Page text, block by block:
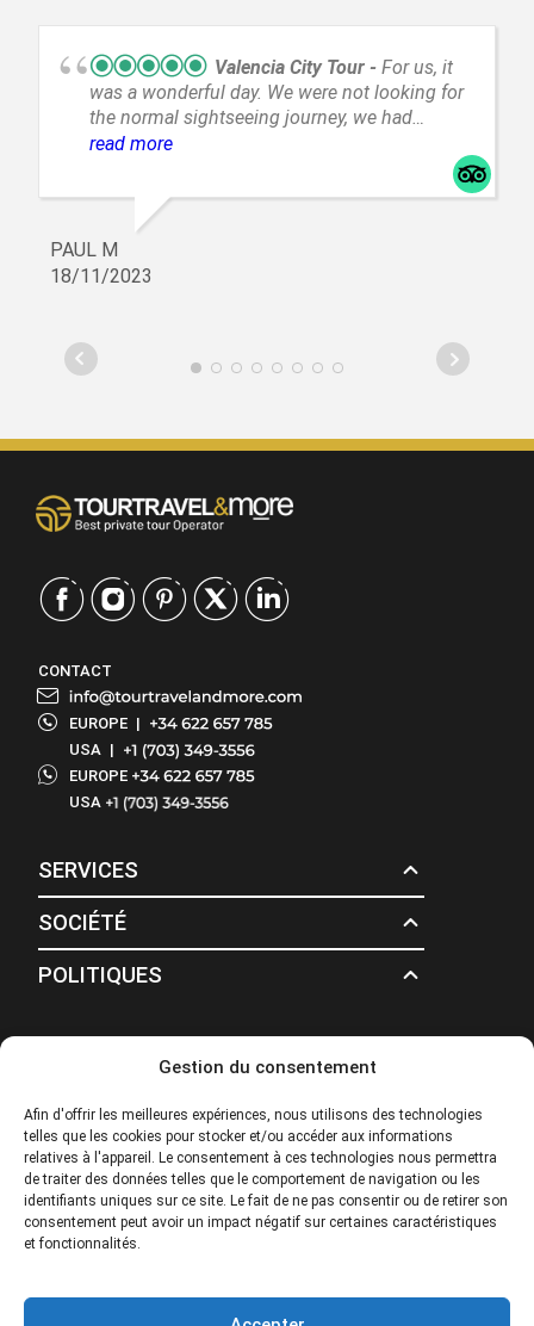
Gestion du consentement
Afin d'offrir les meilleures expériences, nous utilisons des technologies
telles que les cookies pour stocker et/ou accéder aux informations
relatives à l'appareil. Le consentement à ces technologies nous permettra
de traiter des données telles que le comportement de navigation ou les
identifiants uniques sur ce site. Le fait de ne pas consentir ou de retirer son
consentement peut avoir un impact négatif sur certaines caractéristiques
et fonctionnalités.
Valencia City Tour
For us, it
was a wonderful day. We were not looking for
the normal sightseeing journey, we had
specific things we wanted to do &
that. Our guide, Jaume, gave us insights into
neighborhoods for us that allowed us to see
various areas where we may want to live. He
was a great guide for us & our driver, Alfredo,
read more
PAUL M
18/11/2023
SERVICES
SOCIÉTÉ
POLITIQUES
CONTACT
EUROPE |
USA |
EUROPE
USA